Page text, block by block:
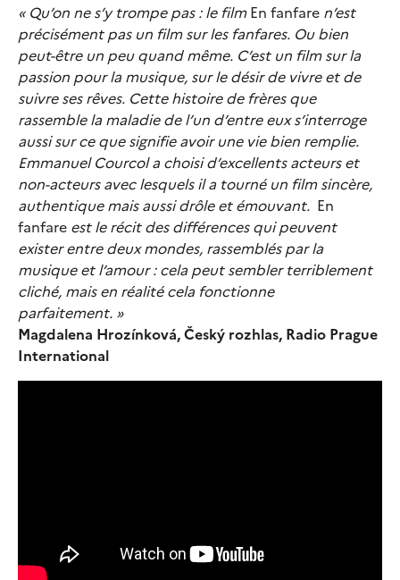
« Qu’on ne s’y trompe pas : le filmEn fanfare n’est
précisément pas un film sur les fanfares. Ou bien
peut-être un peu quand même. C’est un film sur la
passion pour la musique, sur le désir de vivre et de
suivre ses rêves. Cette histoire de frères que
rassemble la maladie de l’un d’entre eux s’interroge
aussi sur ce que signifie avoir une vie bien remplie.
Emmanuel Courcol a choisi d’excellents acteurs et
non-acteurs avec lesquels il a tourné un film sincère,
authentique mais aussi drôle et émouvant. En
fanfare est le récit des différences qui peuvent
exister entre deux mondes, rassemblés par la
musique et l’amour : cela peut sembler terriblement
cliché, mais en réalité cela fonctionne
parfaitement. »
Magdalena Hrozínková, Český rozhlas, Radio Prague
International